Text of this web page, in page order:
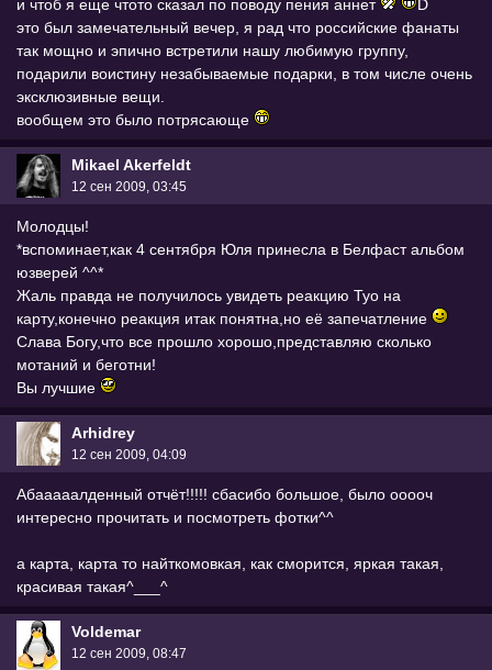
и чтоб я еще чтото сказал по поводу пения аннет
D
это был замечательный вечер, я рад что российские фанаты
так мощно и эпично встретили нашу любимую группу,
подарили воистину незабываемые подарки, в том числе очень
эксклюзивные вещи.
вообщем это было потрясающе
Mikael Akerfeldt
12 сен 2009, 03:45
Молодцы!
*вспоминает,как 4 сентября Юля принесла в Белфаст альбом
юзверей ^^*
Жаль правда не получилось увидеть реакцию Туо на
карту,конечно реакция итак понятна,но её запечатление
Слава Богу,что все прошло хорошо,представляю сколько
мотаний и беготни!
Вы лучшие
Arhidrey
12 сен 2009, 04:09
Абааааалденный отчёт!!!!! сбасибо большое, было ооооч
интересно прочитать и посмотреть фотки^^
а карта, карта то найткомовкая, как сморится, яркая такая,
красивая такая^___^
Voldemar
12 сен 2009, 08:47